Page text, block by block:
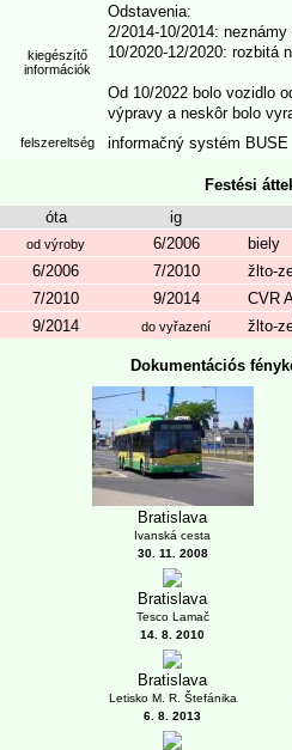
kiegészítő
információk
Odstavenia:
2/2014-10/2014: neznámy
10/2020-12/2020: rozbitá
Od 10/2022 bolo vozidlo
výpravy a neskôr bolo
felszereltség informačný systém BUSE
Festési
óta
ig
od výroby 6/2006
biely
6/2006
7/2010
žlto-
7/2010
9/2014
CVR
9/2014
do vyřazení žlto-
Dokumentációs
Bratislava
Ivanská cesta
30. 11. 2008
Bratislava
Tesco Lamač
14. 8. 2010
Bratislava
Letisko M. R. Štefánika
6. 8. 2013